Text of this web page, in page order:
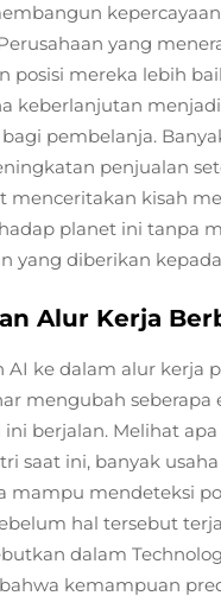
yang
posisi mereka lebih
keberlanjutan menjadi
pembelanja.
penjualan
menceritakan kisah
planet ini tanpa
yang diberikan
Alur Kerja
AI ke dalam alur kerja
mengubah seberapa
ini berjalan. Melihat
saat ini, banyak
mampu mendeteksi
hal tersebut
dalam
kemampuan